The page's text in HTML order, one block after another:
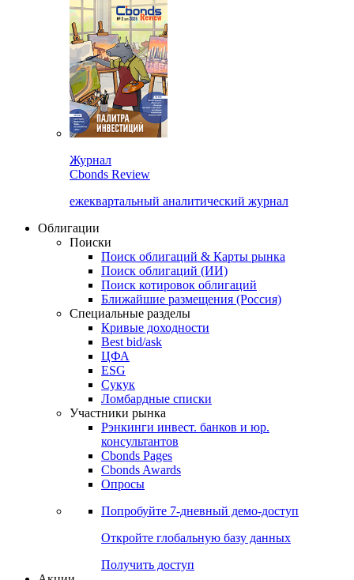
Журнал
Cbonds Review
ежеквартальный аналитический журнал
Облигации
Поиски
Поиск облигаций & Карты рынка
Поиск облигаций (ИИ)
Поиск котировок облигаций
Ближайшие размещения (Россия)
Специальные разделы
Кривые доходности
Best bid/ask
ЦФА
ESG
Сукук
Ломбардные списки
Участники рынка
Рэнкинги инвест. банков и юр.
консультантов
Cbonds Pages
Cbonds Awards
Опросы
Попробуйте 7-дневный демо-доступ
Откройте глобальную базу данных
Получить доступ